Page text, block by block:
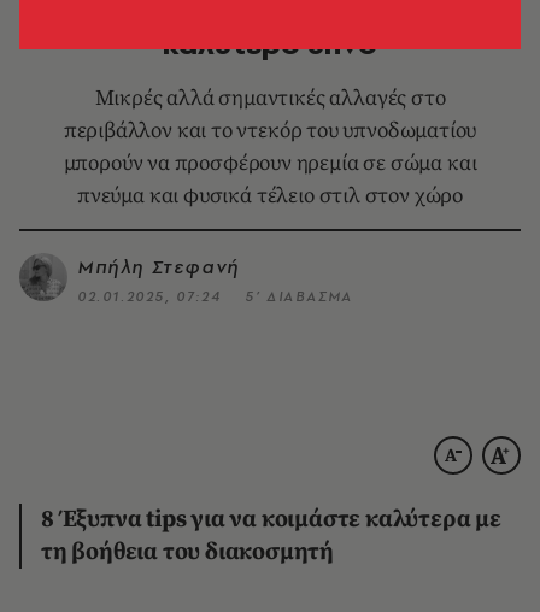
καλύτερο ύπνο
Μικρές αλλά σημαντικές αλλαγές στο
περιβάλλον και το ντεκόρ του υπνοδωματίου
μπορούν να προσφέρουν ηρεμία σε σώμα και
πνεύμα και φυσικά τέλειο στιλ στον χώρο
Μπήλη Στεφανή
02.01.2025, 07:24 5’ ΔΙΑΒΑΣΜΑ
8 Έξυπνα tips για να κοιμάστε καλύτερα με
τη βοήθεια του διακοσμητή